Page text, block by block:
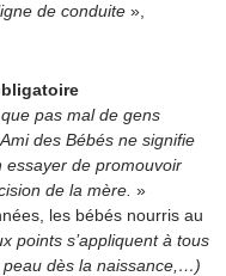
de conduite »,
pas mal de gens
des Bébés ne signifie
essayer de promouvoir
de la mère. »
les bébés nourris au
points s’appliquent à tous
peau dès la naissance,…)